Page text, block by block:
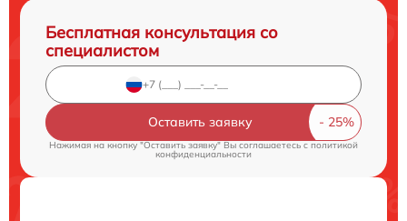
Бесплатная консультация со
специалистом
Оставить заявку
Нажимая на кнопку "Оставить заявку" Вы соглашаетесь cполитикой
конфиденциальности